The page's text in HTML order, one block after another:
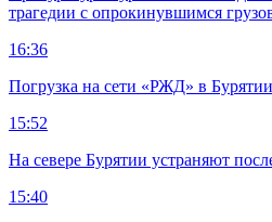
трагедии с опрокинувшимся
16:36
Погрузка на сети «РЖД» в
15:52
На севере Бурятии устраняют
15:40